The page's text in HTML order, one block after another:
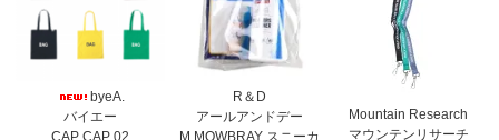
byeA.
バイエー
CAP CAP 02
R＆D
アールアンドデー
M.MOWBRAY スニーカ
Mountain Research
マウンテンリサーチ